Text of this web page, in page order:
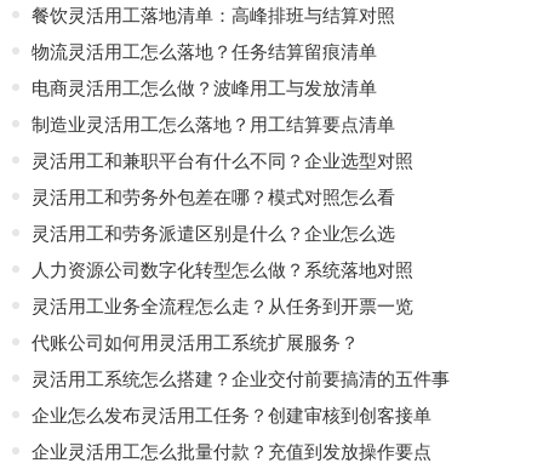
餐饮灵活用工落地清单：高峰排班与结算对照
物流灵活用工怎么落地？任务结算留痕清单
电商灵活用工怎么做？波峰用工与发放清单
制造业灵活用工怎么落地？用工结算要点清单
灵活用工和兼职平台有什么不同？企业选型对照
灵活用工和劳务外包差在哪？模式对照怎么看
灵活用工和劳务派遣区别是什么？企业怎么选
人力资源公司数字化转型怎么做？系统落地对照
灵活用工业务全流程怎么走？从任务到开票一览
代账公司如何用灵活用工系统扩展服务？
灵活用工系统怎么搭建？企业交付前要搞清的五件事
企业怎么发布灵活用工任务？创建审核到创客接单
企业灵活用工怎么批量付款？充值到发放操作要点